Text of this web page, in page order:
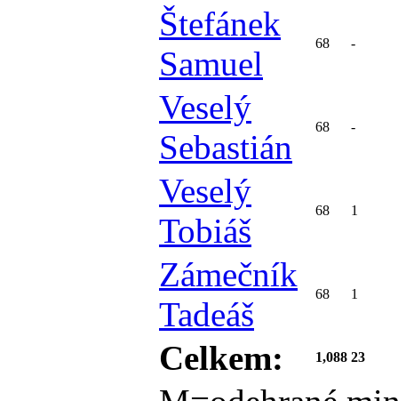
Štefánek
Samuel
68 -
Veselý
Sebastián
68 -
Veselý
Tobiáš
68 1
Zámečník
Tadeáš
68 1
Celkem: 1,088 23